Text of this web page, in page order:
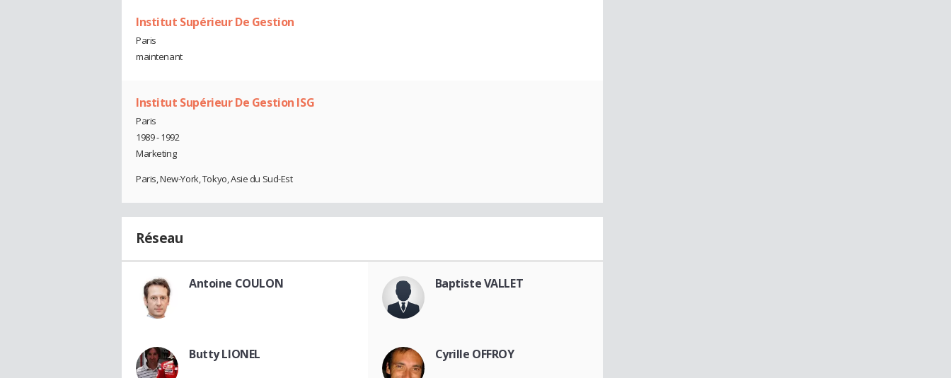
Institut Supérieur De Gestion
Paris
maintenant
Institut Supérieur De Gestion ISG
Paris
1989 - 1992
Marketing
Paris, New-York, Tokyo, Asie du Sud-Est
Réseau
Antoine COULON Baptiste VALLET
Butty LIONEL Cyrille OFFROY